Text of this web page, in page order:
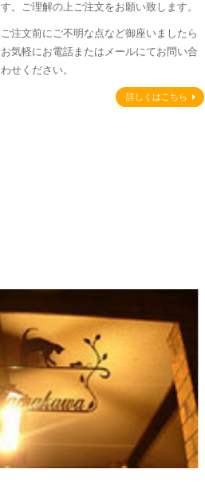
す。ご理解の上ご注文をお願い致します。
ご注文前にご不明な点など御座いましたら
お気軽にお電話またはメールにてお問い合
わせください。
詳しくはこちら